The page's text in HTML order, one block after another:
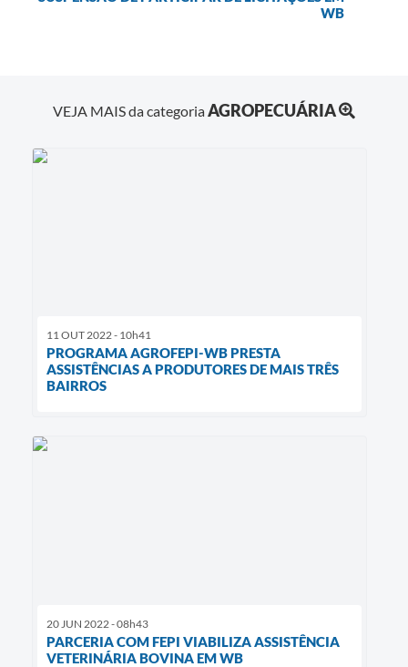
WB
VEJA MAIS da categoriaAGROPECUÁRIA
11 OUT 2022 - 10h41
PROGRAMA AGROFEPI-WB PRESTA
ASSISTÊNCIAS A PRODUTORES DE MAIS TRÊS
BAIRROS
20 JUN 2022 - 08h43
PARCERIA COM FEPI VIABILIZA ASSISTÊNCIA
VETERINÁRIA BOVINA EM WB